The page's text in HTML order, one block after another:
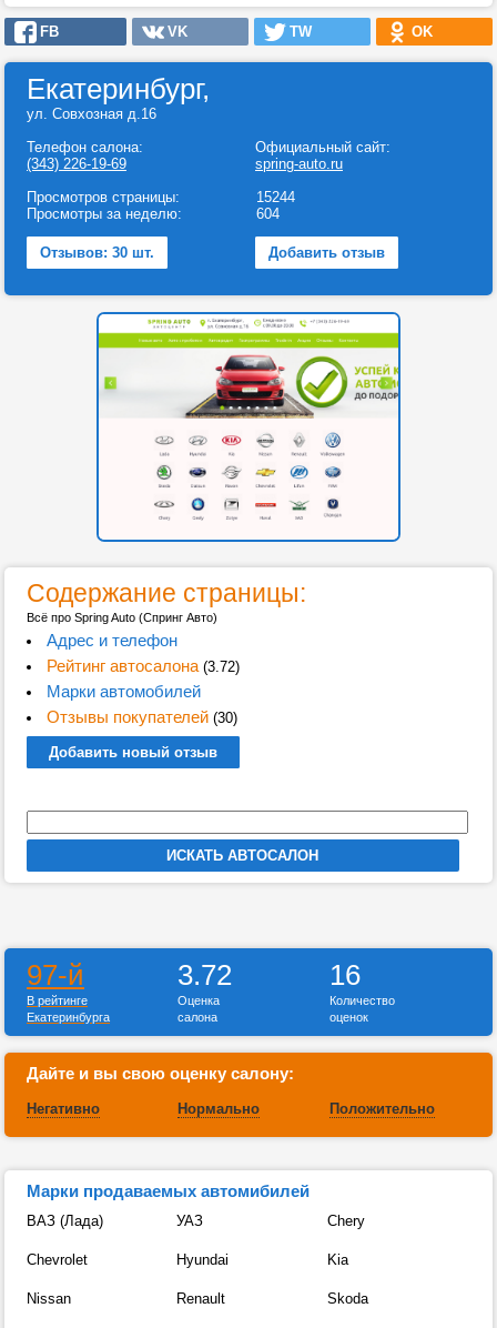
FB VK TW OK
Екатеринбург,
ул. Совхозная д.16
Телефон салона:
(343) 226-19-69
Официальный сайт:
spring-auto.ru
Просмотров страницы:
Просмотры за неделю:
15244
604
Отзывов: 30 шт. Добавить отзыв
Содержание страницы:
Всё про Spring Auto (Спринг Авто)
Адрес и телефон
Рейтинг автосалона(3.72)
Марки автомобилей
Отзывы покупателей(30)
Добавить новый отзыв
97-й
В рейтинге
Екатеринбурга
3.72
Оценка
салона
16
Количество
оценок
Дайте и вы свою оценку салону:
Негативно Нормально Положительно
Марки продаваемых автомибилей
ВАЗ (Лада) УАЗ Chery
Chevrolet Hyundai Kia
Nissan Renault Skoda